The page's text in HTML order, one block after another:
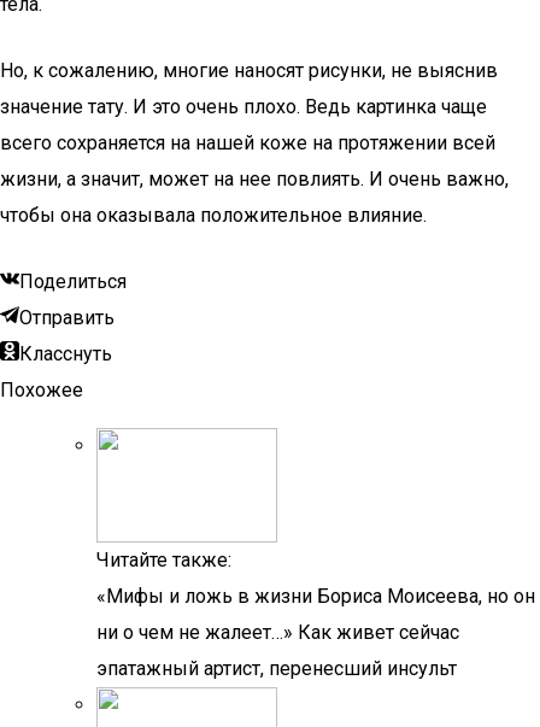
Но, к сожалению, многие наносят рисунки, не выяснив
значение тату. И это очень плохо. Ведь картинка чаще
всего сохраняется на нашей коже на протяжении всей
жизни, а значит, может на нее повлиять. И очень важно,
чтобы она оказывала положительное влияние.
Поделиться
Отправить
Класснуть
Похожее
Читайте также:
«Мифы и ложь в жизни Бориса Моисеева, но он
ни о чем не жалеет…» Как живет сейчас
эпатажный артист, перенесший инсульт